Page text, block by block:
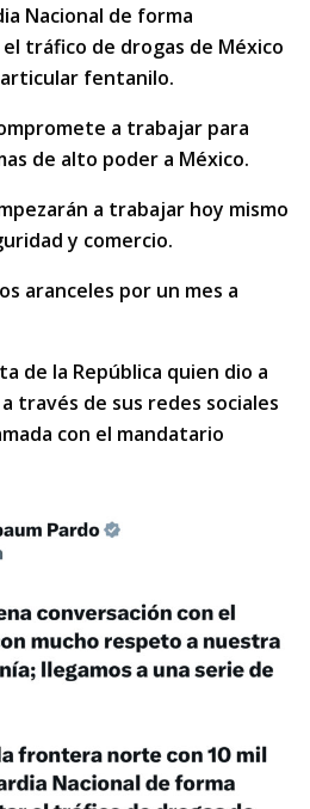
Nacional de forma
tráfico de drogas de México
fentanilo.
a trabajar para
de alto poder a México.
a trabajar hoy mismo
y comercio.
aranceles por un mes a
de la República quien dio a
través de sus redes sociales
con el mandatario